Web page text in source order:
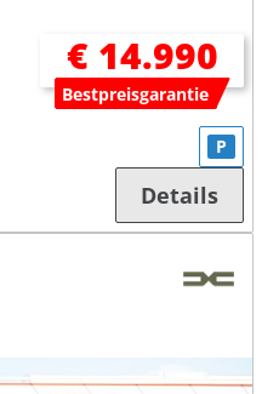
€ 14.990
Bestpreisgarantie
P
Details